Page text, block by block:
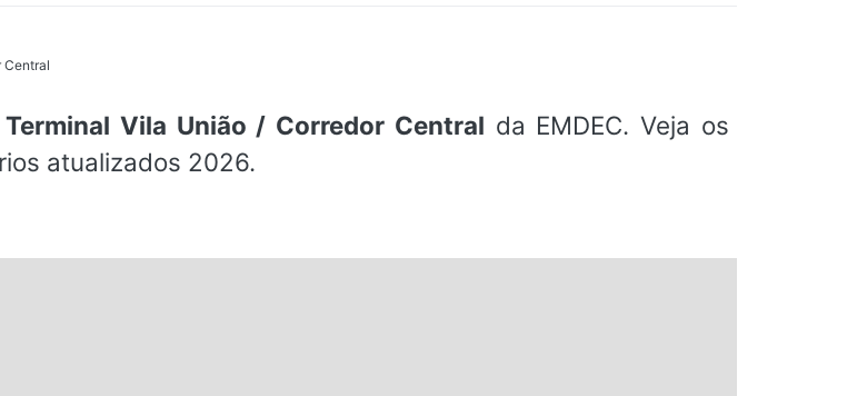
Central
Terminal Vila União / Corredor Central da EMDEC. Veja os
atualizados 2026.